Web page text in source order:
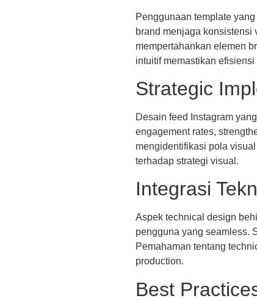
Penggunaan template
brand menjaga konsistensi
mempertahankan elemen
intuitif memastikan
Strategic
Desain feed Instagram
engagement rates,
mengidentifikasi pola
terhadap strategi visual.
Integrasi
Aspek technical design
pengguna yang seamless.
Pemahaman tentang
production.
Best